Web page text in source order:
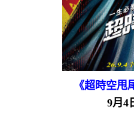
《超時空甩
9月4